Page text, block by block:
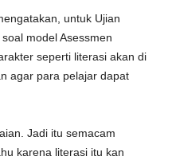
untuk Ujian
model Asessmen
seperti literasi akan di
agar para pelajar dapat
Jadi itu semacam
karena literasi itu kan